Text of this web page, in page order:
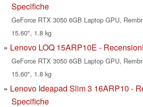
Specifiche
GeForce RTX 3050 6GB Laptop GPU,
15.60", 1.8 kg
Lenovo LOQ 15ARP10E -
GeForce RTX 3050 6GB Laptop GPU,
15.60", 1.8 kg
Lenovo Ideapad Slim 3 16ARP10 -
Specifiche